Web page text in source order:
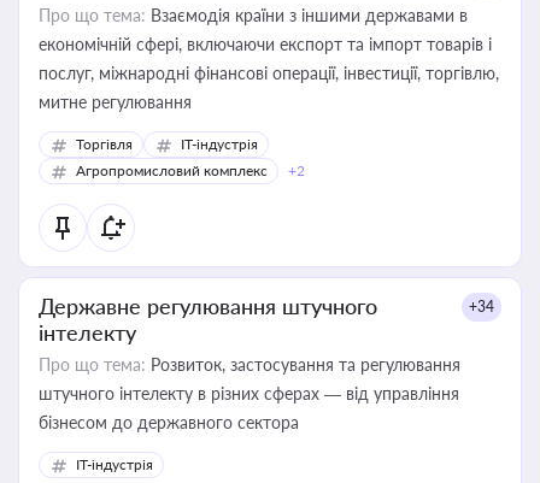
Про що тема: Взаємодія країни з іншими державами в
економічній сфері, включаючи експорт та імпорт товарів і
послуг, міжнародні фінансові операції, інвестиції, торгівлю,
митне регулювання
Торгівля
IT-індустрія
Агропромисловий комплекс
+2
Державне регулювання штучного
інтелекту
+34
Про що тема: Розвиток, застосування та регулювання
штучного інтелекту в різних сферах — від управління
бізнесом до державного сектора
IT-індустрія